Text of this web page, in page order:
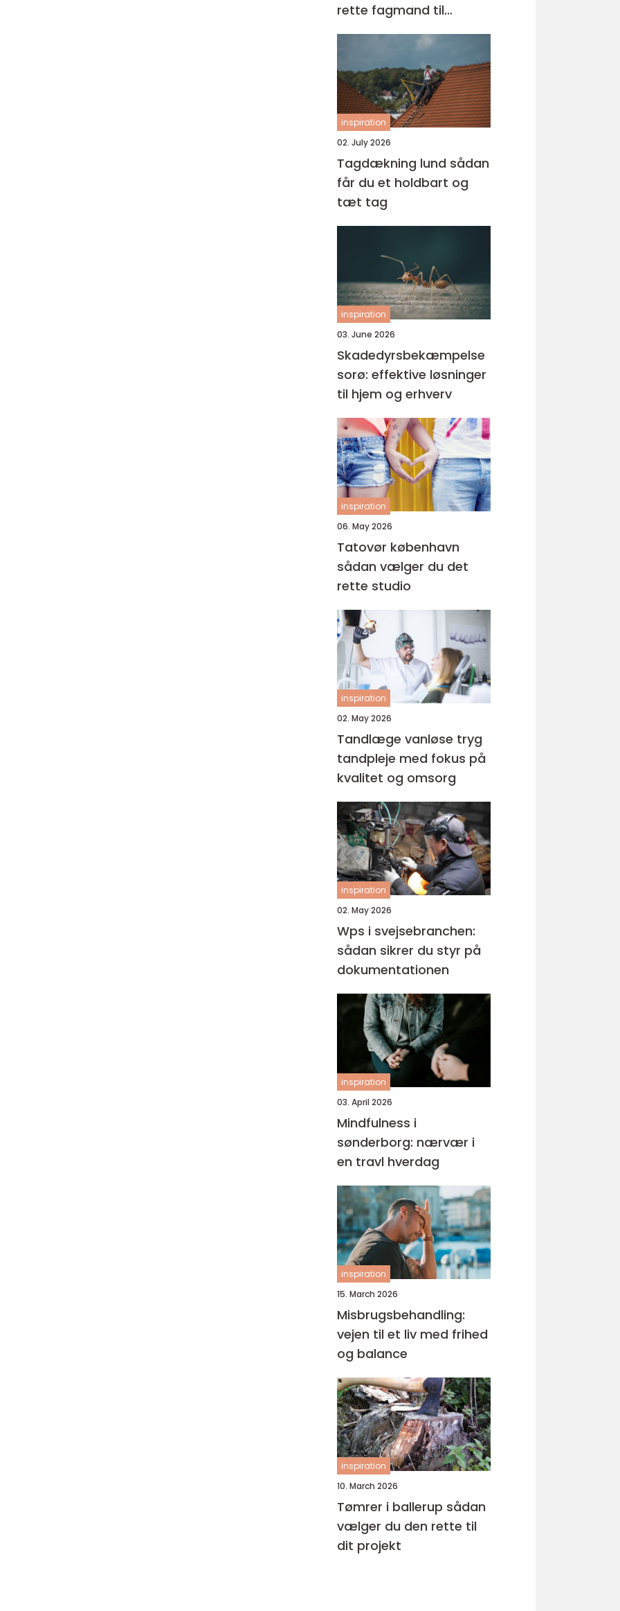
rette fagmand til
glasopgaver
inspiration
02. July 2026
Tagdækning lund sådan
får du et holdbart og
tæt tag
inspiration
03. June 2026
Skadedyrsbekæmpelse
sorø: effektive løsninger
til hjem og erhverv
inspiration
06. May 2026
Tatovør københavn
sådan vælger du det
rette studio
inspiration
02. May 2026
Tandlæge vanløse tryg
tandpleje med fokus på
kvalitet og omsorg
inspiration
02. May 2026
Wps i svejsebranchen:
sådan sikrer du styr på
dokumentationen
inspiration
03. April 2026
Mindfulness i
sønderborg: nærvær i
en travl hverdag
inspiration
15. March 2026
Misbrugsbehandling:
vejen til et liv med frihed
og balance
inspiration
10. March 2026
Tømrer i ballerup sådan
vælger du den rette til
dit projekt